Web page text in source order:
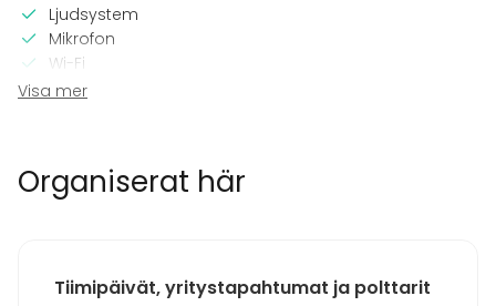
Ljudsystem
Mikrofon
Wi-Fi
Printer
I lokalen
Tillgänglighetsanpassad
Visa mer
Organiserat här
Tiimipäivät, yritystapahtumat ja polttarit